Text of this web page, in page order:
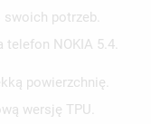
potrzeb.
telefon NOKIA 5.4.
powierzchnię.
wersję TPU.